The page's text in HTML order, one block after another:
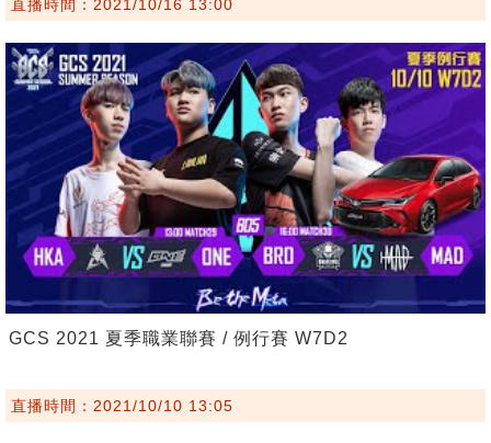
直播時間：2021/10/16 13:00
GCS 2021 夏季職業聯賽 / 例行賽 W7D2
直播時間：2021/10/10 13:05